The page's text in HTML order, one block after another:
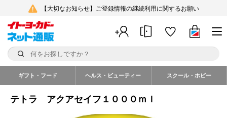
【大切なお知らせ】ご登録情報の継続利用に関するお願い
ギフト・フード ヘルス・ビューティー スクール・ホビー
テトラ アクアセイフ１０００ｍｌ